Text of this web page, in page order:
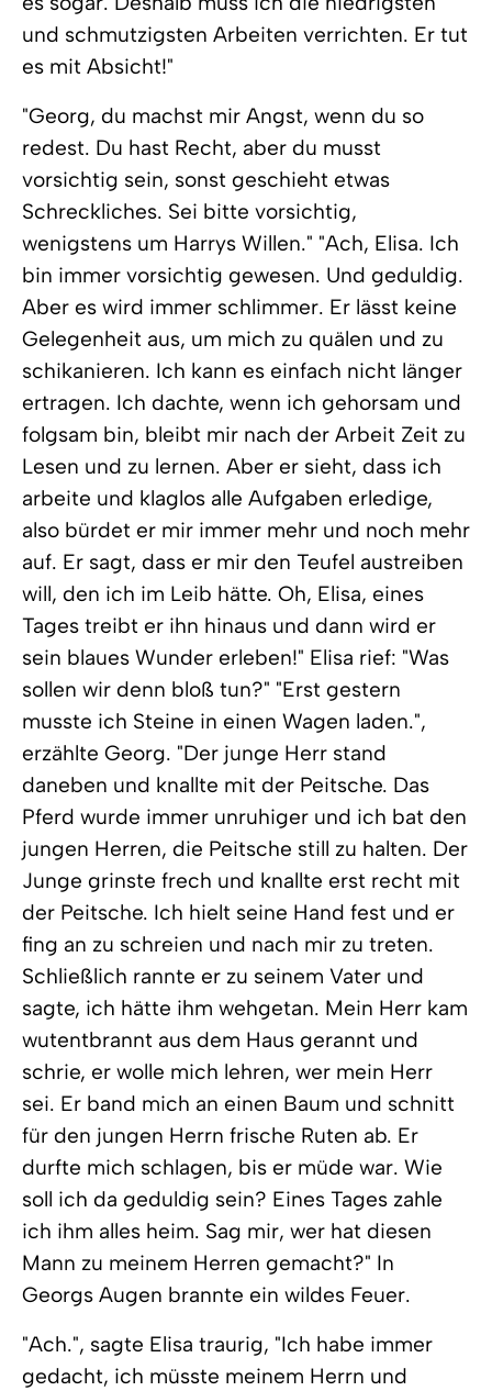
und schmutzigsten Arbeiten verrichten. Er tut
es mit Absicht!"
"Georg, du machst mir Angst, wenn du so
redest. Du hast Recht, aber du musst
vorsichtig sein, sonst geschieht etwas
Schreckliches. Sei bitte vorsichtig,
wenigstens um Harrys Willen." "Ach, Elisa. Ich
bin immer vorsichtig gewesen. Und geduldig.
Aber es wird immer schlimmer. Er lässt keine
Gelegenheit aus, um mich zu quälen und zu
schikanieren. Ich kann es einfach nicht länger
ertragen. Ich dachte, wenn ich gehorsam und
folgsam bin, bleibt mir nach der Arbeit Zeit zu
Lesen und zu lernen. Aber er sieht, dass ich
arbeite und klaglos alle Aufgaben erledige,
also bürdet er mir immer mehr und noch mehr
auf. Er sagt, dass er mir den Teufel austreiben
will, den ich im Leib hätte. Oh, Elisa, eines
Tages treibt er ihn hinaus und dann wird er
sein blaues Wunder erleben!" Elisa rief: "Was
sollen wir denn bloß tun?" "Erst gestern
musste ich Steine in einen Wagen laden.",
erzählte Georg. "Der junge Herr stand
daneben und knallte mit der Peitsche. Das
Pferd wurde immer unruhiger und ich bat den
jungen Herren, die Peitsche still zu halten. Der
Junge grinste frech und knallte erst recht mit
der Peitsche. Ich hielt seine Hand fest und er
fing an zu schreien und nach mir zu treten.
Schließlich rannte er zu seinem Vater und
sagte, ich hätte ihm wehgetan. Mein Herr kam
wutentbrannt aus dem Haus gerannt und
schrie, er wolle mich lehren, wer mein Herr
sei. Er band mich an einen Baum und schnitt
für den jungen Herrn frische Ruten ab. Er
durfte mich schlagen, bis er müde war. Wie
soll ich da geduldig sein? Eines Tages zahle
ich ihm alles heim. Sag mir, wer hat diesen
Mann zu meinem Herren gemacht?" In
Georgs Augen brannte ein wildes Feuer.
"Ach.", sagte Elisa traurig, "Ich habe immer
gedacht, ich müsste meinem Herrn und